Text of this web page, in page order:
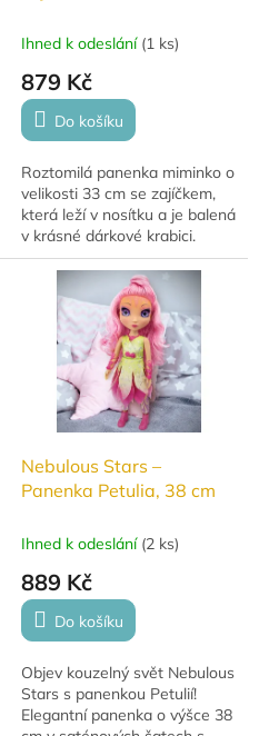
Ihned k odeslání (1 ks)
879 Kč
Do košíku
Roztomilá panenka miminko o
velikosti 33 cm se zajíčkem,
která leží v nosítku a je balená
v krásné dárkové krabici.
Miminko má tvrdé tělíčko,
otevřené oči a pootevřená...
Nebulous Stars –
Panenka Petulia, 38 cm
Ihned k odeslání (2 ks)
889 Kč
Do košíku
Objev kouzelný svět Nebulous
Stars s panenkou Petulií!
Elegantní panenka o výšce 38